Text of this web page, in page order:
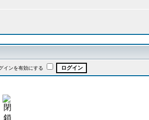
インを有効にする